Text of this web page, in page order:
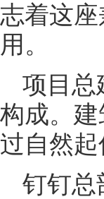
志着这
用。
项目总
构成。
过自然
钉钉总